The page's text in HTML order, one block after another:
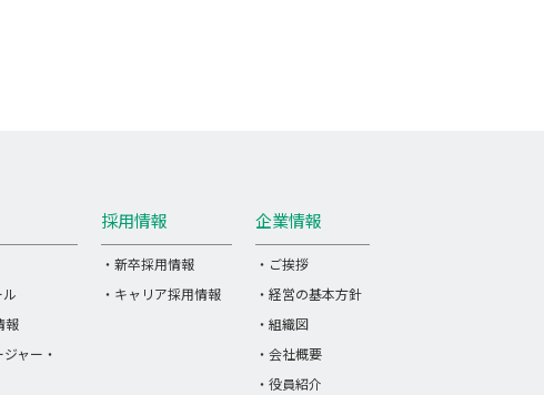
ル
報
ャー・
採用情報
・新卒採用情報
・キャリア採用情報
企業情報
・ご挨拶
・経営の基本方針
・組織図
・会社概要
・役員紹介